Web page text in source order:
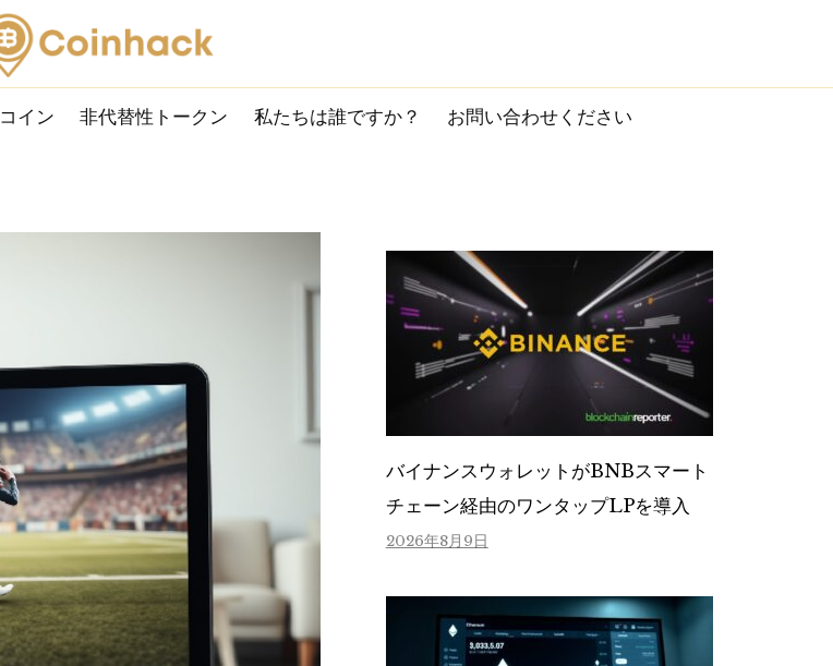
イン 非代替性トークン 私たちは誰ですか？ お問い合わせください
バイナンスウォレットがBNBスマート
チェーン経由のワンタップLPを導入
2026年8月9日